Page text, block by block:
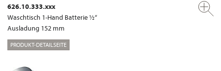
626.10.333.xxx
Waschtisch 1-Hand Batterie ½“
Ausladung 152 mm
PRODUKT-DETAILSEITE